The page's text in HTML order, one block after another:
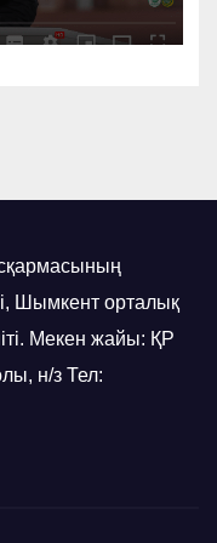
Шымкент орталық
Мекен жайы: ҚР
н/з Тел: